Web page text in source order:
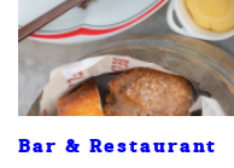
Bar & Restaurant
ค้นหา
SHARE